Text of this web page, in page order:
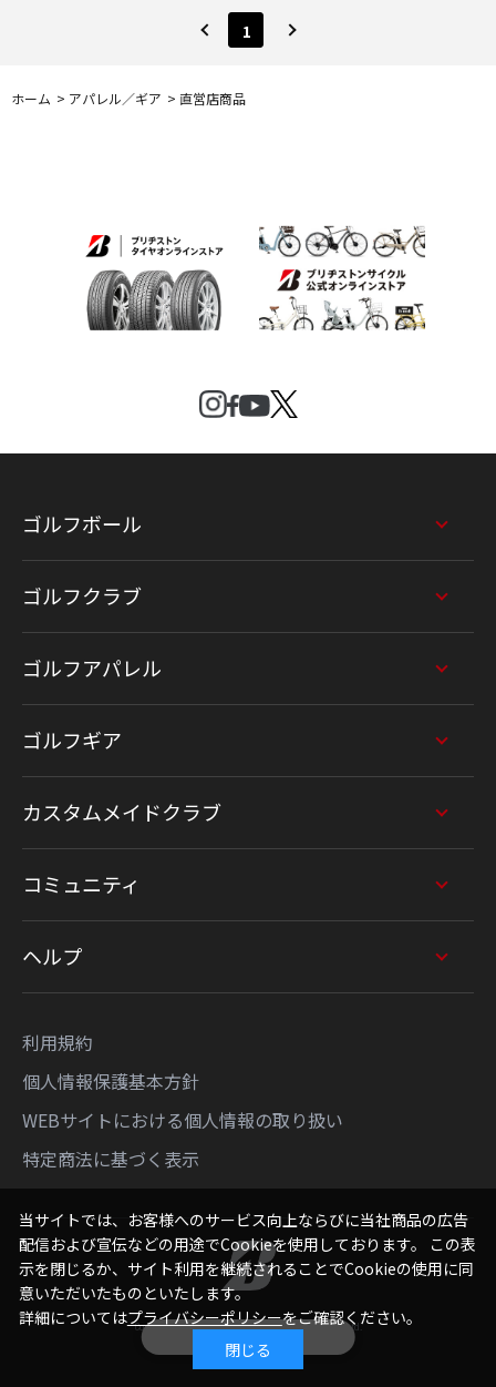
絞り込み
1
ホーム > アパレル／ギア > 直営店商品
ゴルフボール
ゴルフクラブ
ゴルフアパレル
ゴルフギア
カスタムメイドクラブ
コミュニティ
ヘルプ
利用規約
個人情報保護基本方針
WEBサイトにおける個人情報の取り扱い
特定商法に基づく表示
Copyright © Bridgestone Sports Sales Japan Co., Ltd.
All Rights Reserved.
当サイトでは、お客様へのサービス向上ならびに当社商品の広告
配信および宣伝などの用途でCookieを使用しております。 この表
示を閉じるか、サイト利用を継続されることでCookieの使用に同
意いただいたものといたします。
詳細についてはプライバシーポリシーをご確認ください。
閉じる